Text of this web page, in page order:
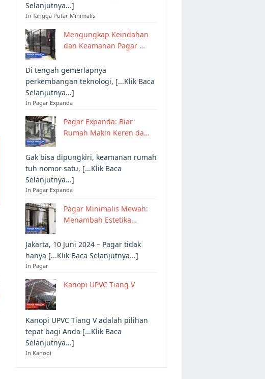
Selanjutnya...]
In Tangga Putar Minimalis
Mengungkap Keindahan
dan Keamanan Pagar …
Di tengah gemerlapnya
perkembangan teknologi, [...Klik Baca
Selanjutnya...]
In Pagar Expanda
Pagar Expanda: Biar
Rumah Makin Keren da…
Gak bisa dipungkiri, keamanan rumah
tuh nomor satu, [...Klik Baca
Selanjutnya...]
In Pagar Expanda
Pagar Minimalis Mewah:
Menambah Estetika…
Jakarta, 10 Juni 2024 – Pagar tidak
hanya [...Klik Baca Selanjutnya...]
In Pagar
Kanopi UPVC Tiang V
Kanopi UPVC Tiang V adalah pilihan
tepat bagi Anda [...Klik Baca
Selanjutnya...]
In Kanopi